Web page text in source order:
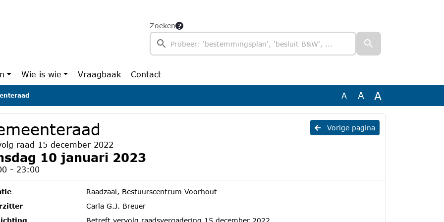
Zoeken
Wie is wie Vraagbaak Contact
A A A
Vorige pagina
raad 15 december 2022
10 januari 2023
- 23:00
Raadzaal, Bestuurscentrum Voorhout
Carla G.J. Breuer
Betreft vervolg raadsvergadering 15 december 2022